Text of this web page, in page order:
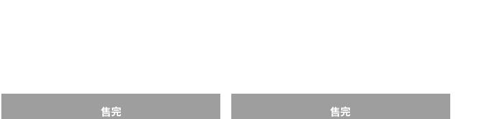
售完 售完